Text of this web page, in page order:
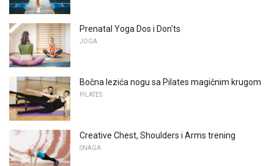
Prenatal Yoga Dos i Don'ts
JOGA
Bočna lezića nogu sa Pilates magičnim krugom
PILATES
Creative Chest, Shoulders i Arms trening
SNAGA